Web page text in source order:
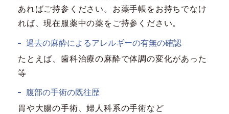
あればご持参ください。お薬手帳をお持ちでなけ
れば、現在服薬中の薬をご持参ください。
過去の麻酔によるアレルギーの有無の確認
たとえば、歯科治療の麻酔で体調の変化があった
等
腹部の手術の既往歴
胃や大腸の手術、婦人科系の手術など